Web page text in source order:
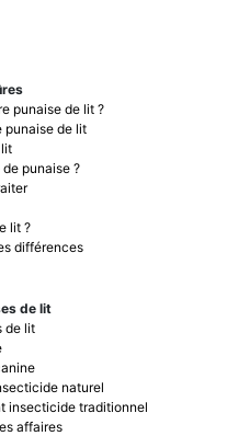
punaise de lit ?
punaise de lit
punaise ?
lit ?
différences
de lit
de lit
naturel
insecticide traditionnel
affaires